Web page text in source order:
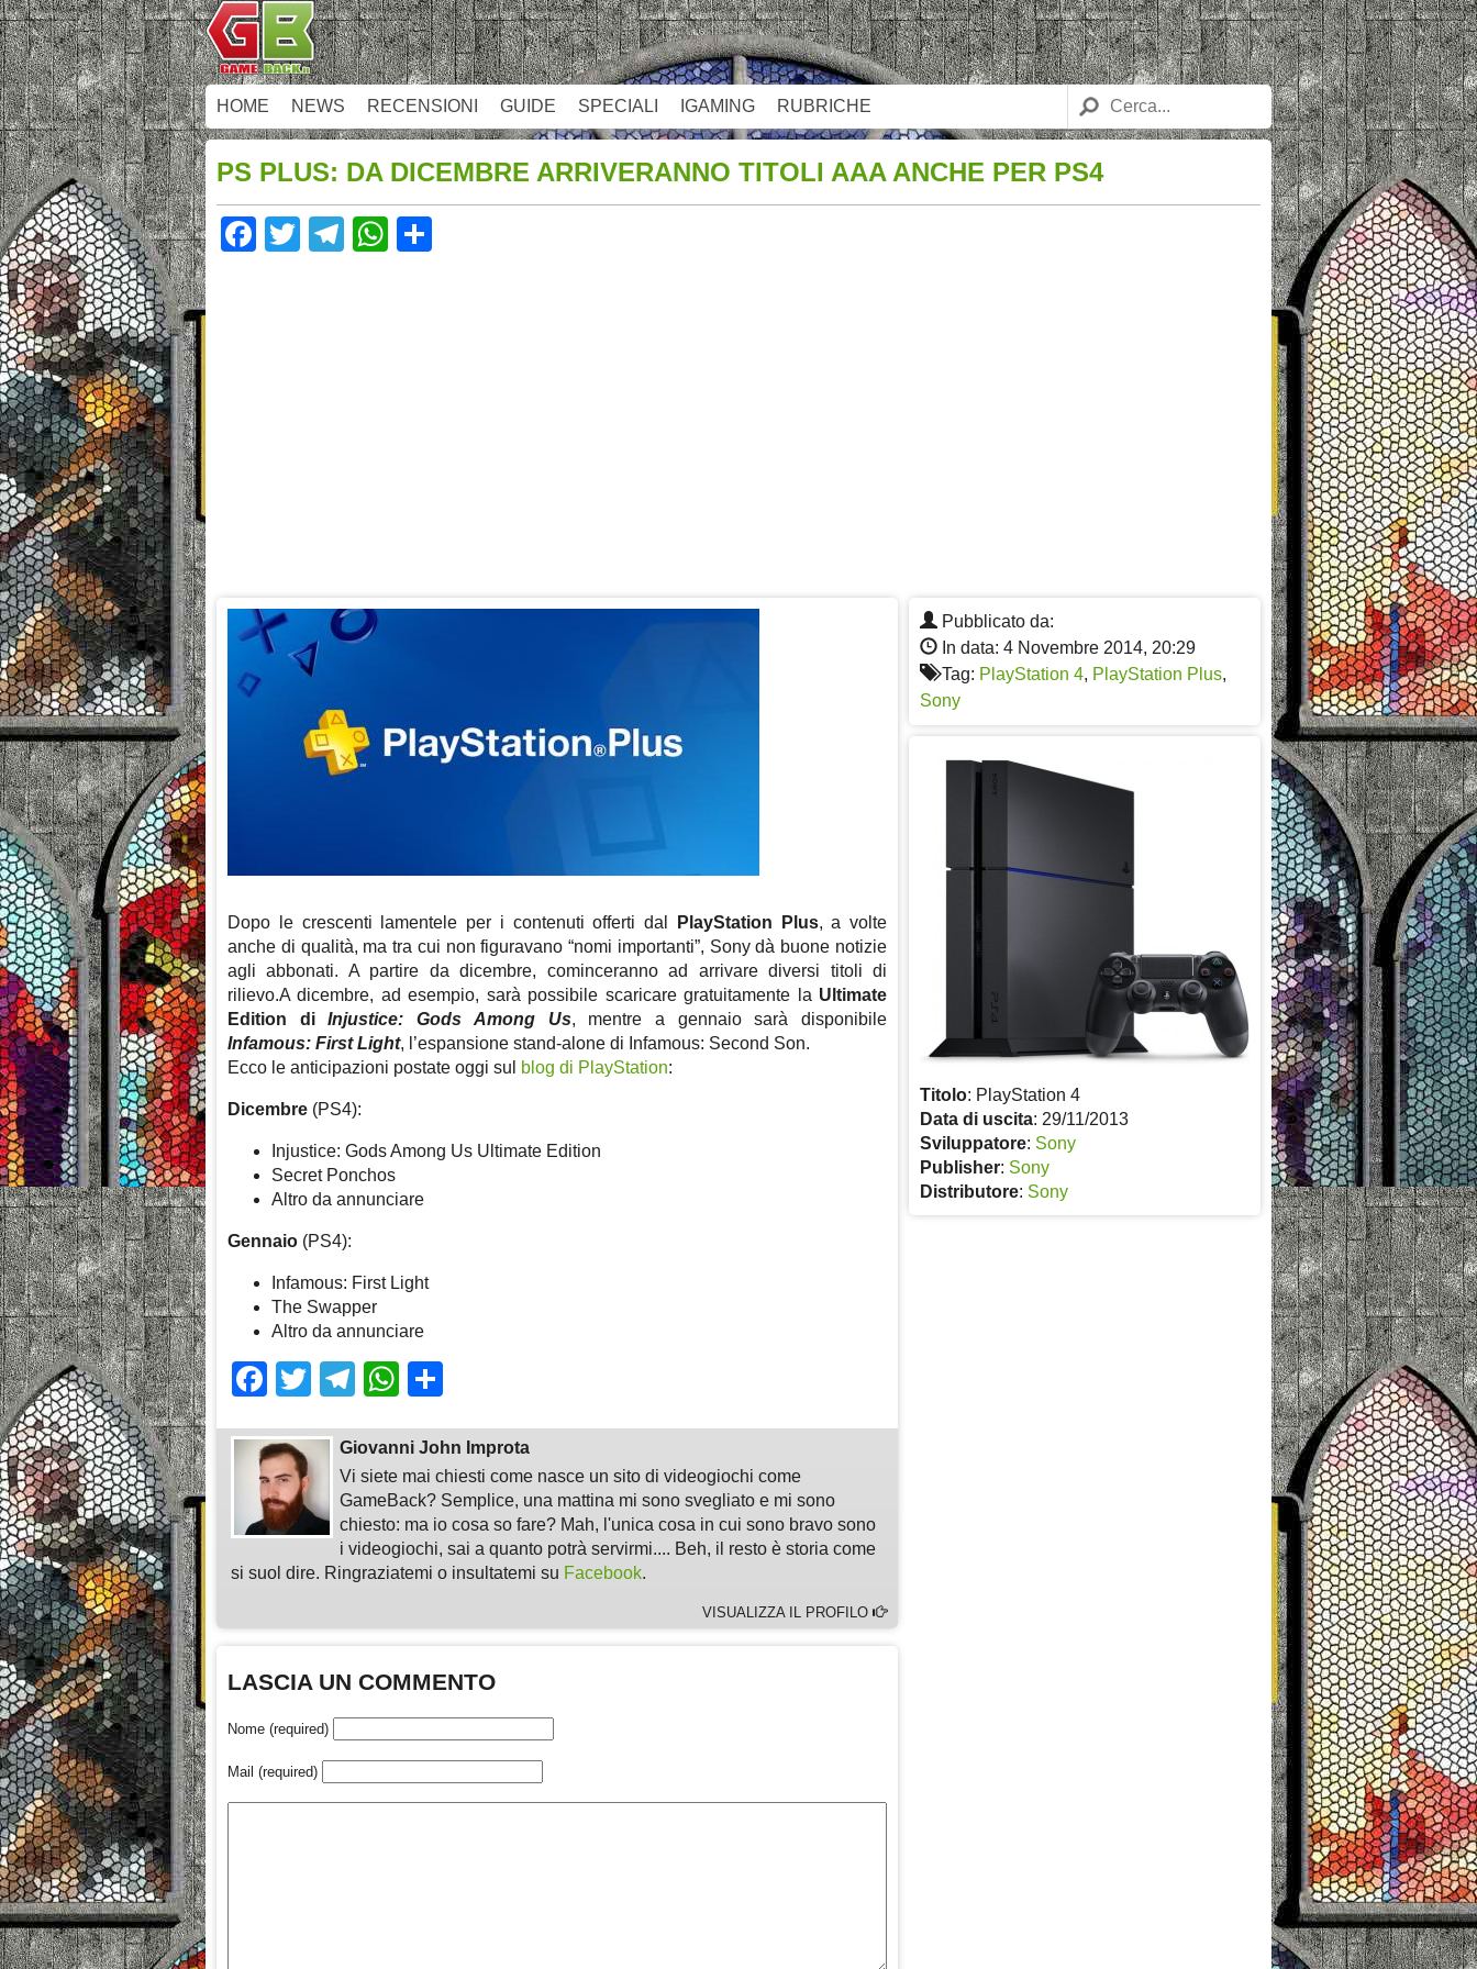
HOME NEWS RECENSIONI GUIDE SPECIALI IGAMING RUBRICHE
PS PLUS: DA DICEMBRE ARRIVERANNO TITOLI AAA ANCHE PER PS4
Facebook
TwitterTelegram
WhatsApp
Pubblicato da:
In data: 4 Novembre 2014, 20:29
Tag: PlayStation 4, PlayStation Plus,
Sony
Titolo: PlayStation 4
Data di uscita: 29/11/2013
Sviluppatore: Sony
Publisher: Sony
Distributore: Sony
Dopo le crescenti lamentele per i contenuti offerti dal PlayStation Plus, a volte
anche di qualità, ma tra cui non figuravano “nomi importanti”, Sony dà buone notizie
agli abbonati. A partire da dicembre, cominceranno ad arrivare diversi titoli di
rilievo.A dicembre, ad esempio, sarà possibile scaricare gratuitamente la Ultimate
Edition diInjustice: Gods Among Us, mentre a gennaio sarà disponibile
Infamous: First Light, l’espansione stand-alone di Infamous: Second Son.
Ecco le anticipazioni postate oggi sul
blog di PlayStation:
Dicembre (PS4):
Injustice: Gods Among Us Ultimate Edition
Secret Ponchos
Altro da annunciare
Gennaio (PS4):
Infamous: First Light
The Swapper
Altro da annunciare
Facebook
TwitterTelegram
WhatsApp
Giovanni John Improta
Vi siete mai chiesti come nasce un sito di videogiochi come
GameBack? Semplice, una mattina mi sono svegliato e mi sono
chiesto: ma io cosa so fare? Mah, l'unica cosa in cui sono bravo sono
i videogiochi, sai a quanto potrà servirmi.... Beh, il resto è storia come
si suol dire. Ringraziatemi o insultatemi su Facebook.
VISUALIZZA IL PROFILO
LASCIA UN COMMENTO
Nome (required)
Mail (required)